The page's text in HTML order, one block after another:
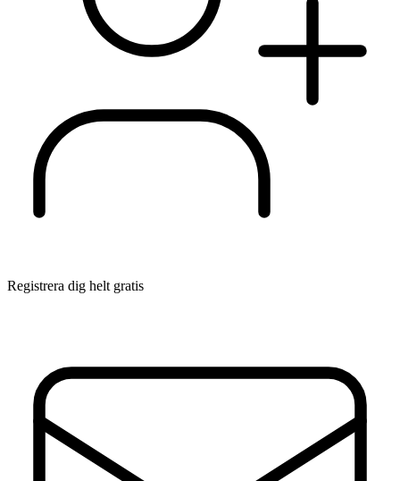
Registrera dig helt gratis